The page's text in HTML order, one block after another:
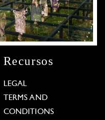
Recursos
LEGAL
TERMS AND
CONDITIONS